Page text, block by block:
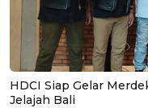
HDCI Siap Gelar
Jelajah Bali